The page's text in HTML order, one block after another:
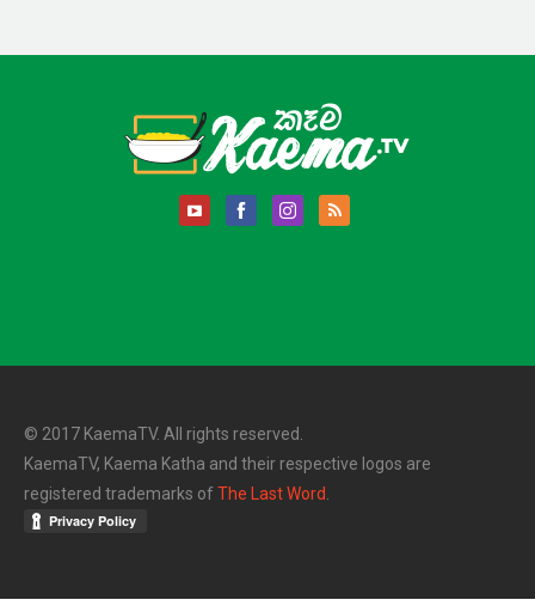
© 2017 KaemaTV. All rights reserved.
KaemaTV, Kaema Katha and their respective logos are
registered trademarks of The Last Word